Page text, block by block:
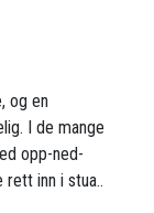
og en
I de mange
opp-ned-
rett inn i stua..